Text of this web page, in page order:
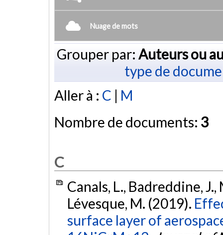
Nuage de mots
Grouper par: Auteurs ou
type de
Aller à : C | M
Nombre de documents: 3
C
Canals, L., Badreddine,
Lévesque, M. (2019).
surface layer of